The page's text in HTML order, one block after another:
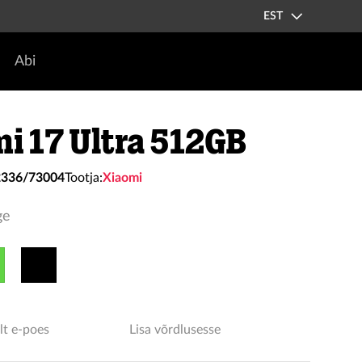
EST
Abi
17 Ultra 512GB
73004Tootja:Xiaomi
e-poes Lisa võrdlusesse